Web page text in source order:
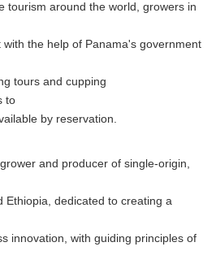
tourism around the world, growers in
the help of Panama's government
tours and cupping
to
by reservation.
and producer of single-origin,
Ethiopia, dedicated to creating a
innovation, with guiding principles of